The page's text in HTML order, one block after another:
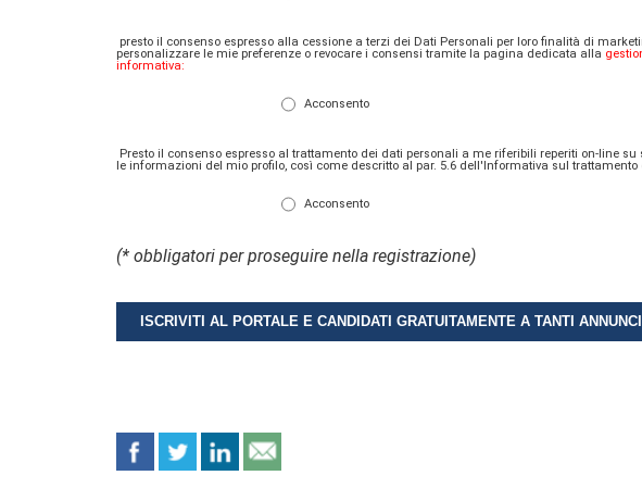
presto il consenso espresso alla cessione a terzi dei Dati Personali per loro finalità di
personalizzare le mie preferenze o revocare i consensi tramite la pagina dedicata alla
informativa:
Acconsento
Presto il consenso espresso al trattamento dei dati personali a me riferibili reperiti on-line
le informazioni del mio profilo, così come descritto al par. 5.6 dell'Informativa sul trattamento
Acconsento
(* obbligatori per proseguire nella registrazione)
ISCRIVITI AL PORTALE E CANDIDATI GRATUITAMENTE A TANTI ANNUNCI